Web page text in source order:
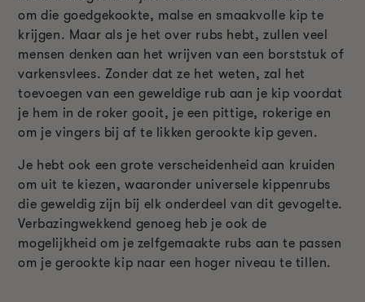
om die goedgekookte, malse en smaakvolle kip te
krijgen. Maar als je het over rubs hebt, zullen veel
mensen denken aan het wrijven van een borststuk of
varkensvlees. Zonder dat ze het weten, zal het
toevoegen van een geweldige rub aan je kip voordat
je hem in de roker gooit, je een pittige, rokerige en
om je vingers bij af te likken gerookte kip geven.
Je hebt ook een grote verscheidenheid aan kruiden
om uit te kiezen, waaronder universele kippenrubs
die geweldig zijn bij elk onderdeel van dit gevogelte.
Verbazingwekkend genoeg heb je ook de
mogelijkheid om je zelfgemaakte rubs aan te passen
om je gerookte kip naar een hoger niveau te tillen.